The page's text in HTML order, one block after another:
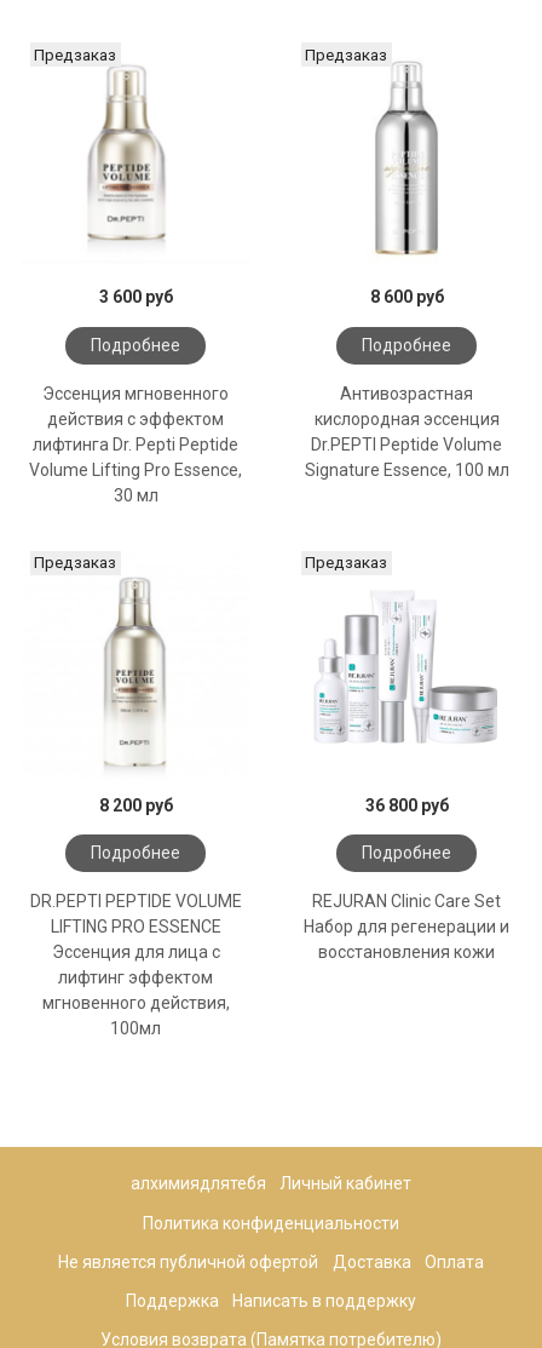
Предзаказ
3 600 руб
Подробнее
Эссенция мгновенного
действия с эффектом
лифтинга Dr. Pepti Peptide
Volume Lifting Pro Essence,
30 мл
Предзаказ
8 600 руб
Подробнее
Антивозрастная
кислородная эссенция
Dr.PEPTI Peptide Volume
Signature Essence, 100 мл
Предзаказ
8 200 руб
Подробнее
DR.PEPTI PEPTIDE VOLUME
LIFTING PRO ESSENCE
Эссенция для лица с
лифтинг эффектом
мгновенного действия,
100мл
Предзаказ
36 800 руб
Подробнее
REJURAN Clinic Care Set
Набор для регенерации и
восстановления кожи
алхимиядлятебя Личный кабинет
Политика конфиденциальности
Не является публичной офертой Доставка Оплата
Поддержка Написать в поддержку
Условия возврата (Памятка потребителю)